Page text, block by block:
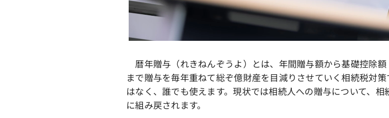
暦年贈与（れきねんぞうよ）とは、年間贈与額から基礎控除
まで贈与を毎年重ねて総ぞ億財産を目減りさせていく相続税対
はなく、誰でも使えます。現状では相続人への贈与について、
に組み戻されます。